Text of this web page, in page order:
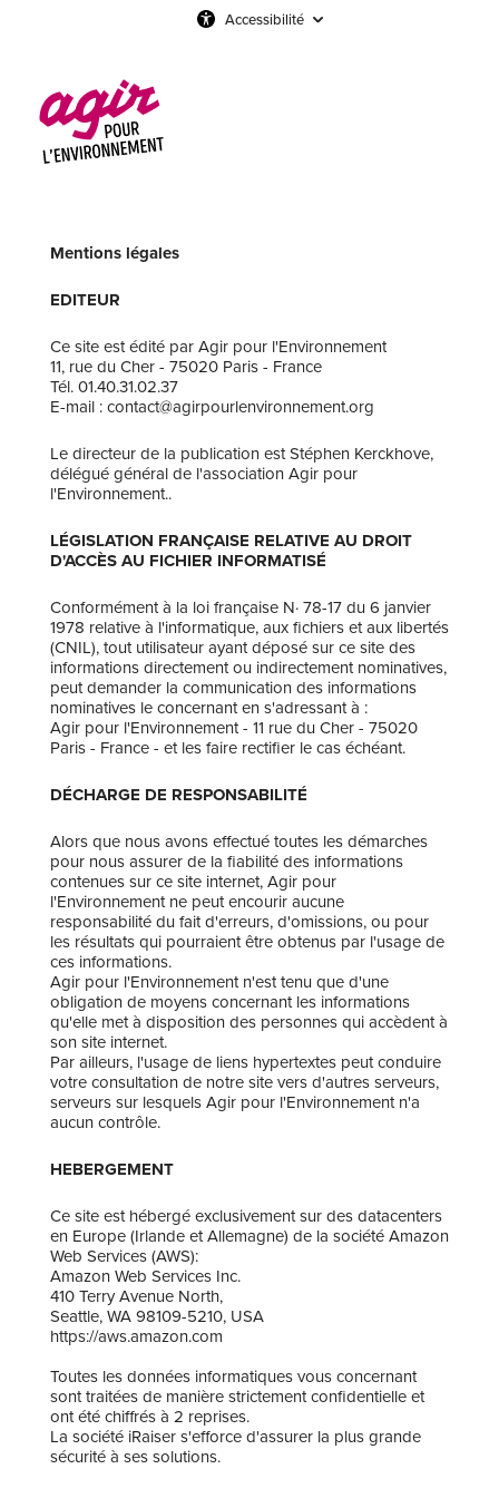
Accessibilité
Mentions légales
EDITEUR
Ce site est édité par Agir pour l'Environnement
11, rue du Cher - 75020 Paris - France
Tél. 01.40.31.02.37
E-mail : contact@agirpourlenvironnement.org
Le directeur de la publication est Stéphen Kerckhove,
délégué général de l'association Agir pour
l'Environnement..
LÉGISLATION FRANÇAISE RELATIVE AU DROIT
D'ACCÈS AU FICHIER INFORMATISÉ
Conformément à la loi française N· 78-17 du 6 janvier
1978 relative à l'informatique, aux fichiers et aux libertés
(CNIL), tout utilisateur ayant déposé sur ce site des
informations directement ou indirectement nominatives,
peut demander la communication des informations
nominatives le concernant en s'adressant à :
Agir pour l'Environnement - 11 rue du Cher - 75020
Paris - France - et les faire rectifier le cas échéant.
DÉCHARGE DE RESPONSABILITÉ
Alors que nous avons effectué toutes les démarches
pour nous assurer de la fiabilité des informations
contenues sur ce site internet, Agir pour
l'Environnement ne peut encourir aucune
responsabilité du fait d'erreurs, d'omissions, ou pour
les résultats qui pourraient être obtenus par l'usage de
ces informations.
Agir pour l'Environnement n'est tenu que d'une
obligation de moyens concernant les informations
qu'elle met à disposition des personnes qui accèdent à
son site internet.
Par ailleurs, l'usage de liens hypertextes peut conduire
votre consultation de notre site vers d'autres serveurs,
serveurs sur lesquels Agir pour l'Environnement n'a
aucun contrôle.
HEBERGEMENT
Ce site est hébergé exclusivement sur des datacenters
en Europe (Irlande et Allemagne) de la société Amazon
Web Services (AWS):
Amazon Web Services Inc.
410 Terry Avenue North,
Seattle, WA 98109-5210, USA
https://aws.amazon.com
Toutes les données informatiques vous concernant
sont traitées de manière strictement confidentielle et
ont été chiffrés à 2 reprises.
La société iRaiser s'efforce d'assurer la plus grande
sécurité à ses solutions.